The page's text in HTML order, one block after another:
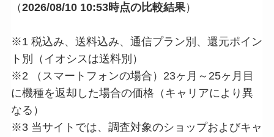
（2026/08/10 10:53時点の比較結果）
※1 税込み、送料込み、通信プラン別、還元ポイン
ト別（イオシスは送料別）
※2 （スマートフォンの場合）23ヶ月～25ヶ月目
に機種を返却した場合の価格（キャリアにより異
なる）
※3 当サイトでは、調査対象のショップおよびキャ